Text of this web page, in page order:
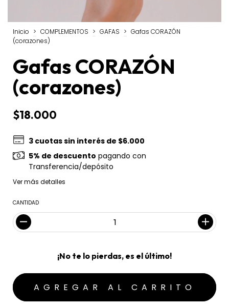
Inicio > COMPLEMENTOS > GAFAS > Gafas CORAZÓN
(corazones)
Gafas CORAZÓN
(corazones)
$18.000
3 cuotas sin interés de $6.000
5% de descuento pagando con
Transferencia/depósito
Ver más detalles
CANTIDAD
¡No te lo pierdas, es el último!